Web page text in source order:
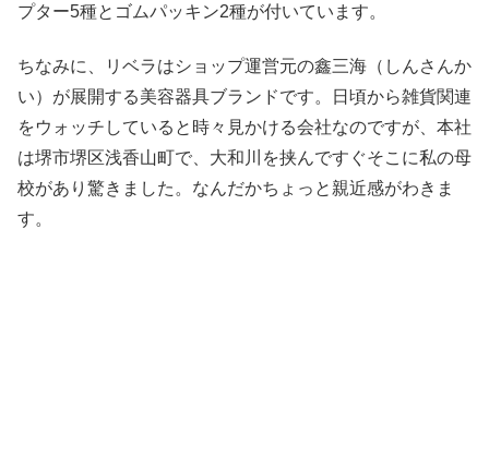
プター5種とゴムパッキン2種が付いています。
ちなみに、リベラはショップ運営元の鑫三海（しんさんか
い）が展開する美容器具ブランドです。日頃から雑貨関連
をウォッチしていると時々見かける会社なのですが、本社
は堺市堺区浅香山町で、大和川を挟んですぐそこに私の母
校があり驚きました。なんだかちょっと親近感がわきま
す。